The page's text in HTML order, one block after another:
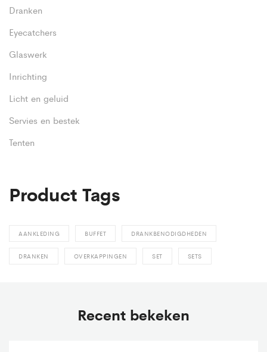
Dranken
Eyecatchers
Glaswerk
Inrichting
Licht en geluid
Servies en bestek
Tenten
Product Tags
AANKLEDING BUFFET DRANKBENODIGDHEDEN
DRANKEN OVERKAPPINGEN SET SETS
Recent bekeken